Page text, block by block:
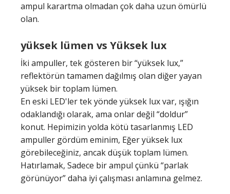
ampul karartma olmadan çok daha uzun ömürlü
olan.
yüksek lümen vs Yüksek lux
İki ampuller, tek gösteren bir “yüksek lux,”
reflektörün tamamen dağılmış olan diğer yayan
yüksek bir toplam lümen.
En eski LED'ler tek yönde yüksek lux var, ışığın
odaklandığı olarak, ama onlar değil “doldur”
konut. Hepimizin yolda kötü tasarlanmış LED
ampuller gördüm eminim, Eğer yüksek lux
görebileceğiniz, ancak düşük toplam lümen.
Hatırlamak, Sadece bir ampul çünkü “parlak
görünüyor” daha iyi çalışması anlamına gelmez.